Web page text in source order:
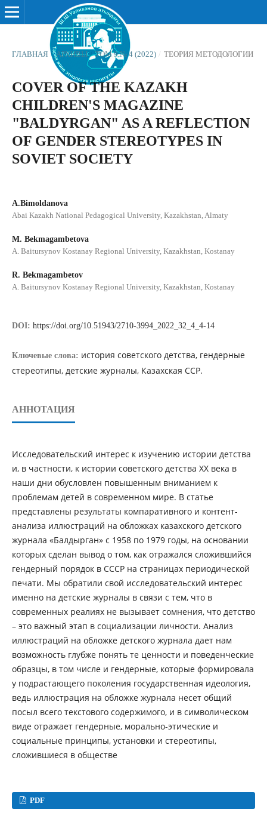
ГЛАВНАЯ / АРХИВЫ / ТОМ 9 № 4 (2022) / ТЕОРИЯ МЕТОДОЛОГИИ
COVER OF THE KAZAKH
CHILDREN'S MAGAZINE
"BALDYRGAN" AS A REFLECTION
OF GENDER STEREOTYPES IN
SOVIET SOCIETY
A.Bimoldanova
Abai Kazakh National Pedagogical University, Kazakhstan, Almaty
M. Bekmagambetova
А. Baitursynov Kostanay Regional University, Kazakhstan, Kostanay
R. Bekmagambetov
А. Baitursynov Kostanay Regional University, Kazakhstan, Kostanay
DOI: https://doi.org/10.51943/2710-3994_2022_32_4_4-14
Ключевые слова: история советского детства, гендерные
стереотипы, детские журналы, Казахская ССР.
АННОТАЦИЯ
Исследовательский интерес к изучению истории детства
и, в частности, к истории советского детства ХХ века в
наши дни обусловлен повышенным вниманием к
проблемам детей в современном мире. В статье
представлены результаты компаративного и контент-
анализа иллюстраций на обложках казахского детского
журнала «Балдырган» с 1958 по 1979 годы, на основании
которых сделан вывод о том, как отражался сложившийся
гендерный порядок в СССР на страницах периодической
печати. Мы обратили свой исследовательский интерес
именно на детские журналы в связи с тем, что в
современных реалиях не вызывает сомнения, что детство
– это важный этап в социализации личности. Анализ
иллюстраций на обложке детского журнала дает нам
возможность глубже понять те ценности и поведенческие
образцы, в том числе и гендерные, которые формировала
у подрастающего поколения государственная идеология,
ведь иллюстрация на обложке журнала несет общий
посыл всего текстового содержимого, и в символическом
виде отражает гендерные, морально-этические и
социальные принципы, установки и стереотипы,
сложившиеся в обществе
PDF